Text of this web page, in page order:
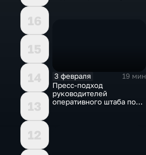
16
15
14
13
12
3 февраля
19 мин
Пресс-подход
руководителей
оперативного штаба по